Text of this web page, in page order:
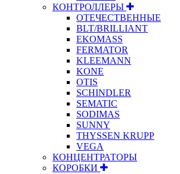
КОНТРОЛЛЕРЫ
ОТЕЧЕСТВЕННЫЕ
BLT/BRILLIANT
EKOMASS
FERMATOR
KLEEMANN
KONE
OTIS
SCHINDLER
SEMATIC
SODIMAS
SUNNY
THYSSEN KRUPP
VEGA
КОНЦЕНТРАТОРЫ
КОРОБКИ